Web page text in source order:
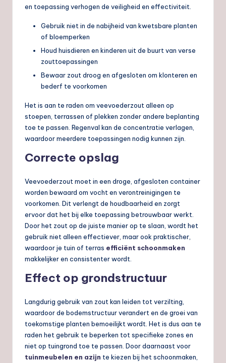
en toepassing verhogen de veiligheid en effectiviteit.
Gebruik niet in de nabijheid van kwetsbare planten
of bloemperken
Houd huisdieren en kinderen uit de buurt van verse
zouttoepassingen
Bewaar zout droog en afgesloten om klonteren en
bederf te voorkomen
Het is aan te raden om veevoederzout alleen op
stoepen, terrassen of plekken zonder andere beplanting
toe te passen. Regenval kan de concentratie verlagen,
waardoor meerdere toepassingen nodig kunnen zijn.
Correcte opslag
Veevoederzout moet in een droge, afgesloten container
worden bewaard om vocht en verontreinigingen te
voorkomen. Dit verlengt de houdbaarheid en zorgt
ervoor dat het bij elke toepassing betrouwbaar werkt.
Door het zout op de juiste manier op te slaan, wordt het
gebruik niet alleen effectiever, maar ook praktischer,
waardoor je tuin of terras efficiënt schoonmaken
makkelijker en consistenter wordt.
Effect op grondstructuur
Langdurig gebruik van zout kan leiden tot verzilting,
waardoor de bodemstructuur verandert en de groei van
toekomstige planten bemoeilijkt wordt. Het is dus aan te
raden het gebruik te beperken tot specifieke zones en
niet op tuingrond toe te passen. Door daarnaast voor
tuinmeubelen en azijn te kiezen bij het schoonmaken,